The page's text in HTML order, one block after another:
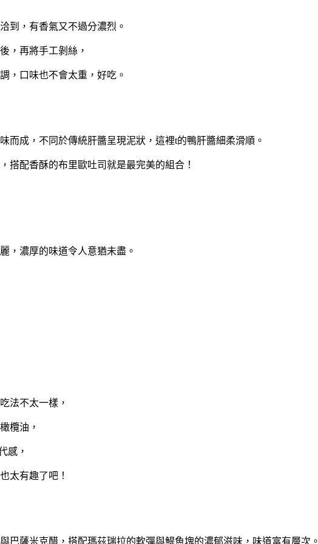
到，有香氣又不過分濃烈。
，再將手工剝絲，
，口味也不會太重，好吃。
而成，不同於傳統肝醬呈現泥狀，這裡t的鴨肝醬細柔滑順。
搭配香酥的布里歐吐司就是最完美的組合！
，濃厚的味道令人意猶未盡。
法不太一樣，
欖油，
感，
太有趣了吧！
巴薩米克醋，搭配瑪茲瑞拉的軟彈與鯷魚塊的濃郁滋味，味道富有層次。